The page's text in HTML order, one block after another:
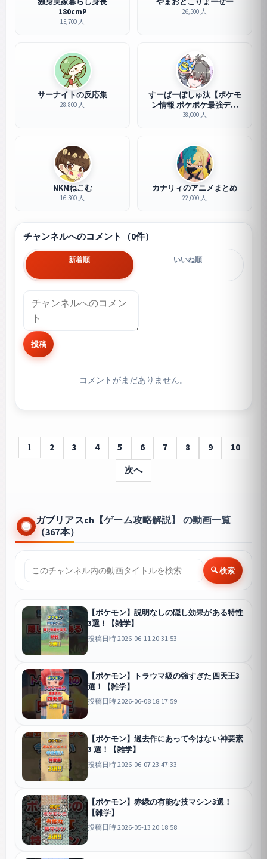
180cmP
15,700 人
26,500 人
サーナイトの反応集
28,800 人
すーぱーぽしゅ汰【ポケモ
ン情報 ポケポケ最強デッ
キ】
38,000 人
NKMねこむ
16,300 人
カナリィのアニメまとめ
22,000 人
チャンネルへのコメント（0件）
新着順 いいね順
投稿
コメントがまだありません。
1 2 3 4 5 6 7 8 9
10
次へ
ガブリアスch【ゲーム攻略解説】 の動画一覧
（367本）
🔍 検索
【ポケモン】説明なしの隠し効果がある特性
3選！【雑学】
投稿日時 2026-06-11 20:31:53
【ポケモン】トラウマ級の強すぎた四天王3
選！【雑学】
投稿日時 2026-06-08 18:17:59
【ポケモン】過去作にあって今はない神要素
3 選！【雑学】
投稿日時 2026-06-07 23:47:33
【ポケモン】赤緑の有能な技マシン3選！
【雑学】
投稿日時 2026-05-13 20:18:58